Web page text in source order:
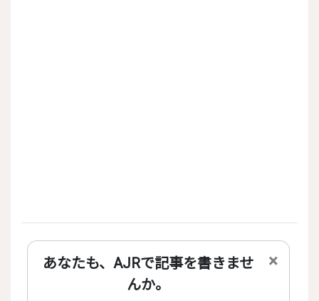
あなたも、AJRで記事を書きませ
んか。
×